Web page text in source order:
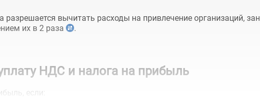
разрешается вычитать расходы на привлечение организаций,
их в 2 раза
.
НДС и налога на прибыль
если: